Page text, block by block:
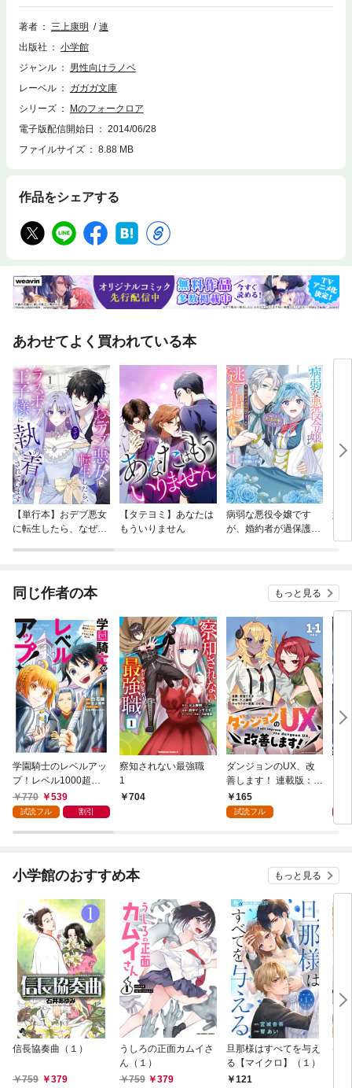
ールカウンセラー」の仲根、なぜか美少女の「教祖」真劫院くららに、口
は悪いし性格もアレだが絶世の美貌を持つ「民俗学者」の間宮むつき！
の教育上よろしくないヒロイン・間宮むつきが暴走する「Ｍのフォークロ
ア」爆誕！※この作品は底本と同じクオリティのカラーイラスト、モノク
著者 三上康明
連
出版社
小学館
ジャンル
男性向けラノベ
レーベル
ガガガ文庫
シリーズ
Mのフォークロア
電子版配信開始日
2014/06/28
ファイルサイズ
8.88 MB
作品をシェアする
あわせてよく買われている本
【単行本】おデブ悪女
に転生したら、なぜか
【タテヨミ】あなたは
もういりません
病弱な悪役令嬢です
が、婚約者が過保護す
妹
同じ作者の本 もっと見る
学園騎士のレベルアッ
プ！レベル1000超え
の転生者、落ちこぼれ
クラスに入学。そし
770 539
試読フル 割引
察知されない最強職
1
704
ダンジョンのUX、改
善します！ 連載版：1-
1 165
試読フル
者
小学館のおすすめ本 もっと見る
信長協奏曲（１）
759 379
うしろの正面カムイさ
ん（１）
759
379
旦那様はすべてを与え
る【マイクロ】（１）
121
は